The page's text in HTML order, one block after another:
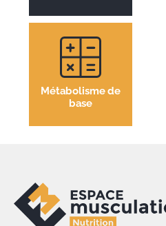
Métabolisme de
base